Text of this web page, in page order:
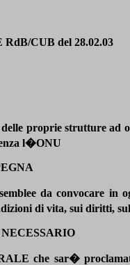
CUB del 28.02.03
proprie strutture
l�ONU
da convocare
di vita, sui diritti,
che sar�